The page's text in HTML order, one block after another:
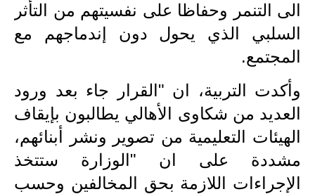
المرحلة الابتدائية
المرحلة المتوسطة
المرحلة الاعدادية
مرشحات
المرحلة الابتدائية
المرحلة المتوسطة
الى التنمر وحفاظا على نفسيتهم من التأثر
السلبي الذي يحول دون إندماجهم مع
المجتمع.
وأكدت التربية، ان "القرار جاء بعد ورود
العديد من شكاوى الأهالي يطالبون بإيقاف
الهيئات التعليمية من تصوير ونشر أبنائهم،
مشددة على ان "الوزارة ستتخذ
الإجراءات اللازمة بحق المخالفين وحسب